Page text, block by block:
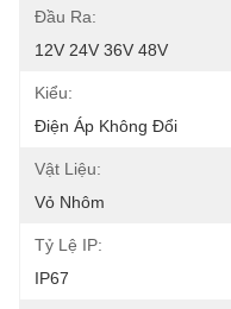
Đầu Ra:
12V 24V 36V 48V
Kiểu:
Điện Áp Không Đổi
Vật Liệu:
Vỏ Nhôm
Tỷ Lệ IP:
IP67